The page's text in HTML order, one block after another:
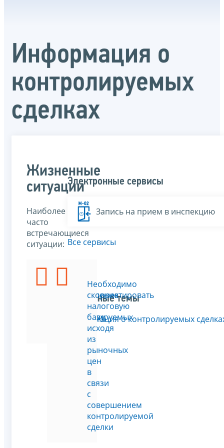
Информация о
контролируемых
сделках
Жизненные
ситуации
Наиболее
часто
встречающиеся
ситуации:
Подать
уведомление
контролируемых
сделках
Необходимо
скорректировать
налоговую
базу,
исходя
из
рыночных
цен
в
связи
с
совершением
контролируемой
сделки
Электронные сервисы
Запись на прием в инспекцию
Все сервисы
Связанные темы
Информация о контролируемых